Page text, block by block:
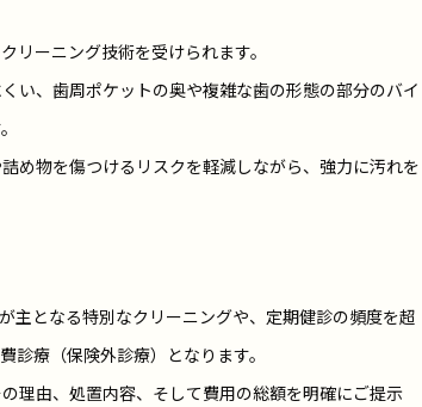
リーニング技術を受けられます。
い、歯周ポケットの奥や複雑な歯の形態の部分のバイ
め物を傷つけるリスクを軽減しながら、強力に汚れを
主となる特別なクリーニングや、定期健診の頻度を超
診療（保険外診療）となります。
理由、処置内容、そして費用の総額を明確にご提示